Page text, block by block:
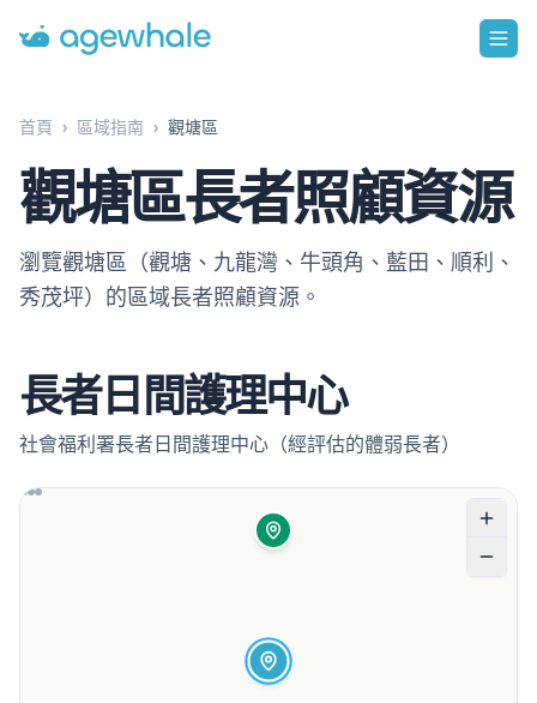
Go to homepage
首頁 › 區域指南 › 觀塘區
觀塘區長者照顧資源
瀏覽觀塘區（觀塘、九龍灣、牛頭角、藍田、順利、
秀茂坪）的區域長者照顧資源。
長者日間護理中心
社會福利署長者日間護理中心（經評估的體弱長者）